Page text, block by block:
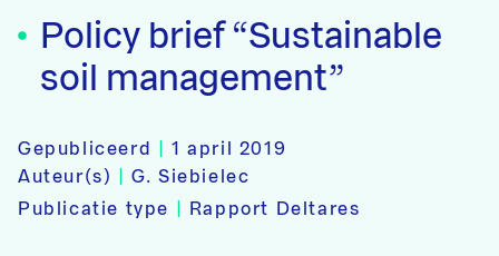
Policy brief “Sustainable
soil management”
Gepubliceerd |1 april 2019
Auteur(s)
|G. Siebielec
Publicatie type
Rapport Deltares